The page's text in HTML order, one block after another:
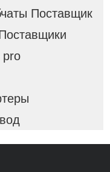
Поставщик
pro